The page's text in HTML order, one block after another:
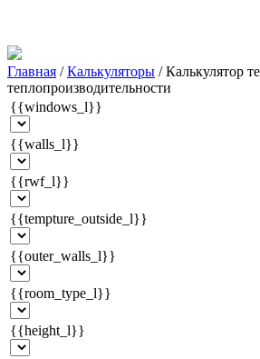
Главная /Калькуляторы /Калькулятор
теплопроизводительности
{{windows_l}}
{{walls_l}}
{{rwf_l}}
{{tempture_outside_l}}
{{outer_walls_l}}
{{room_type_l}}
{{height_l}}